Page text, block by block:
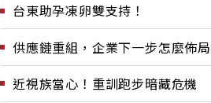
台東助孕凍卵雙支持！
供應鏈重組，企業下一步怎麼佈局
近視族當心！重訓跑步暗藏危機